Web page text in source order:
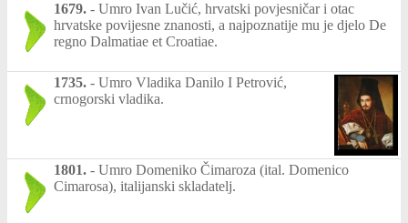
1679. - Umro Ivan Lučić, hrvatski povjesničar i otac
hrvatske povijesne znanosti, a najpoznatije mu je djelo De
regno Dalmatiae et Croatiae.
1735. - Umro Vladika Danilo I Petrović,
crnogorski vladika.
1801. - Umro Domeniko Čimaroza (ital. Domenico
Cimarosa), italijanski skladatelj.